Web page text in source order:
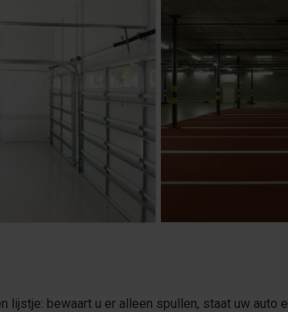
lijstje: bewaart u er alleen spullen, staat uw